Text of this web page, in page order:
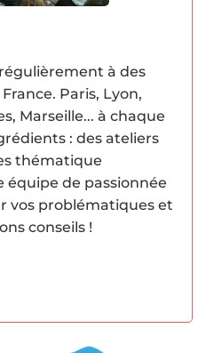
à des
Paris, Lyon,
Marseille... à chaque
: des ateliers
thématique
de passionnée
vos problématiques et
conseils !